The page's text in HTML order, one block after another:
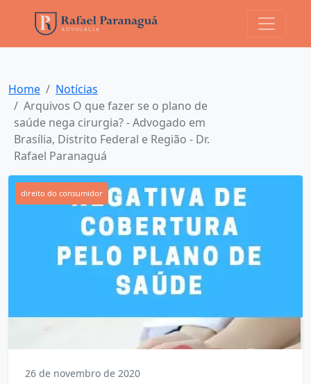
Home
Notícias
Arquivos O que fazer se o plano de
saúde nega cirurgia? - Advogado em
Brasília, Distrito Federal e Região - Dr.
Rafael Paranaguá
direito do consumidor
26 de novembro de 2020